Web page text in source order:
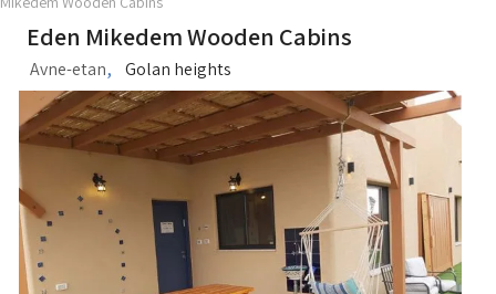
Eden Mikedem Wooden Cabins
Avne-etan, Golan heights